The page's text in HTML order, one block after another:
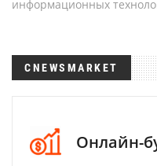
информационных
CNEWSMARKET
Онлайн-